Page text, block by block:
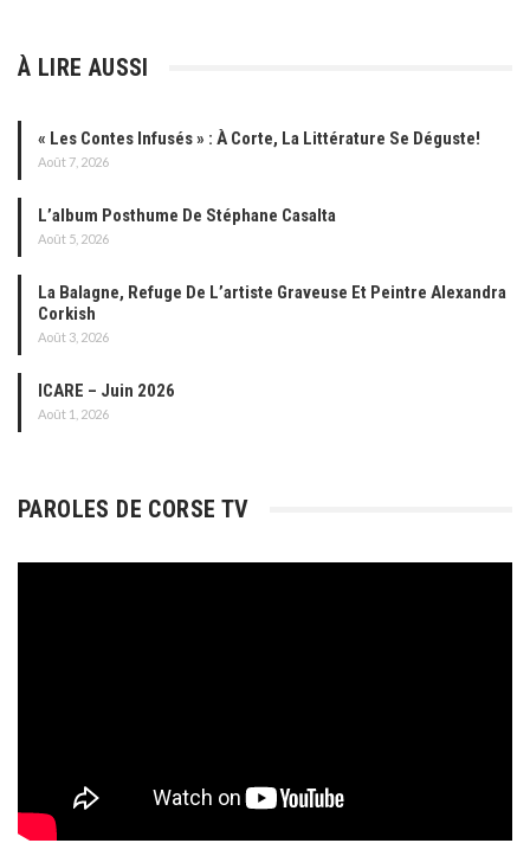
À LIRE AUSSI
« Les Contes Infusés » : À Corte, La Littérature Se Déguste!
Août 7, 2026
L’album Posthume De Stéphane Casalta
Août 5, 2026
La Balagne, Refuge De L’artiste Graveuse Et Peintre Alexandra
Corkish
Août 3, 2026
ICARE – Juin 2026
Août 1, 2026
PAROLES DE CORSE TV